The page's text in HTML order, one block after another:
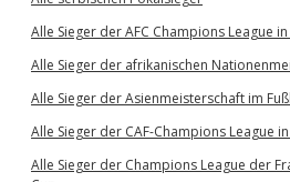
Alle Sieger der AFC Champions League
Alle Sieger der afrikanischen
Alle Sieger der Asienmeisterschaft im
Alle Sieger der CAF-Champions League
Alle Sieger der Champions League der